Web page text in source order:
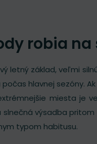
robia
letný základ, veľmi
hlavnej sezóny.
miesta je
slnečná výsadba
typom habitusu.